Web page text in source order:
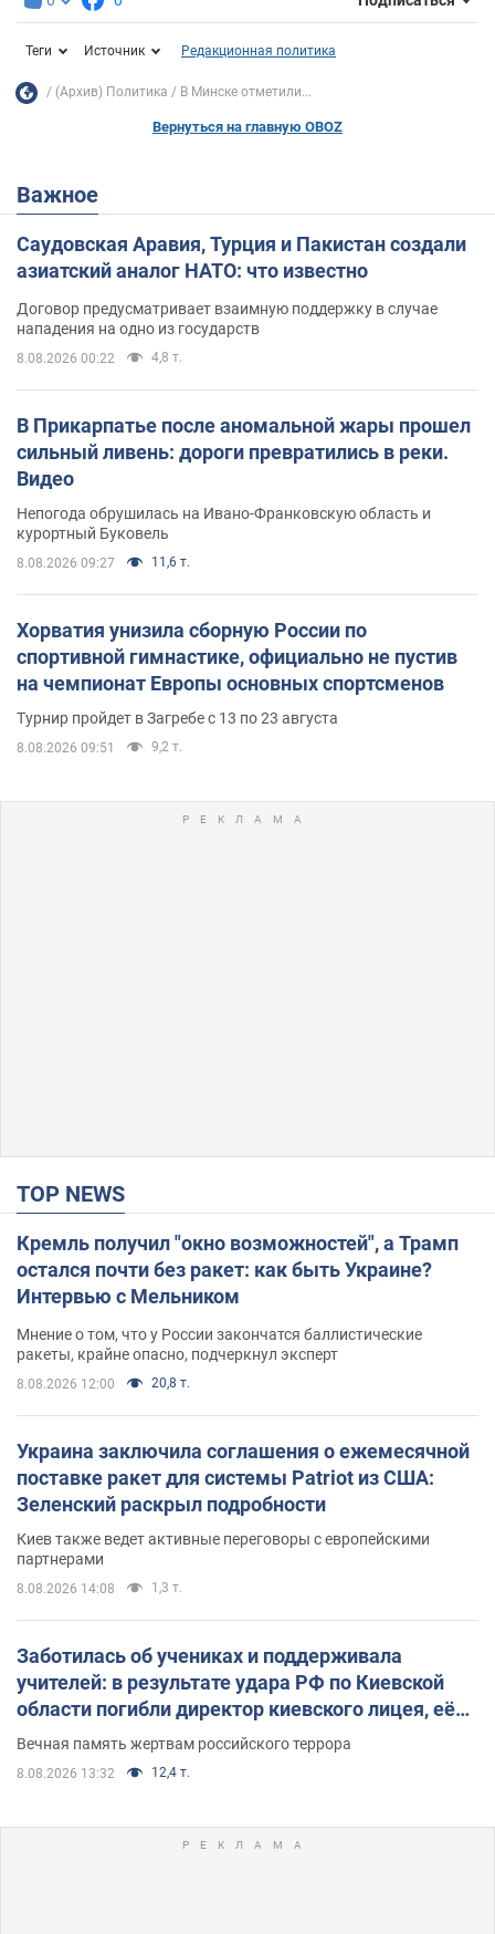
Теги Источник Редакционная политика
(Архив) Политика В Минске отметили...
Вернуться на главную OBOZ
Важное
Саудовская Аравия, Турция и Пакистан создали
азиатский аналог НАТО: что известно
Договор предусматривает взаимную поддержку в случае
нападения на одно из государств
8.08.2026 00:22 4,8 т.
В Прикарпатье после аномальной жары прошел
сильный ливень: дороги превратились в реки.
Видео
Непогода обрушилась на Ивано-Франковскую область и
курортный Буковель
8.08.2026 09:27 11,6 т.
Хорватия унизила сборную России по
спортивной гимнастике, официально не пустив
на чемпионат Европы основных спортсменов
Турнир пройдет в Загребе с 13 по 23 августа
8.08.2026 09:51 9,2 т.
TOP NEWS
Кремль получил "окно возможностей", а Трамп
остался почти без ракет: как быть Украине?
Интервью с Мельником
Мнение о том, что у России закончатся баллистические
ракеты, крайне опасно, подчеркнул эксперт
8.08.2026 12:00 20,8 т.
Украина заключила соглашения о ежемесячной
поставке ракет для системы Patriot из США:
Зеленский раскрыл подробности
Киев также ведет активные переговоры с европейскими
партнерами
8.08.2026 14:08 1,3 т.
Заботилась об учениках и поддерживала
учителей: в результате удара РФ по Киевской
области погибли директор киевского лицея, её
муж и внук
Вечная память жертвам российского террора
8.08.2026 13:32 12,4 т.